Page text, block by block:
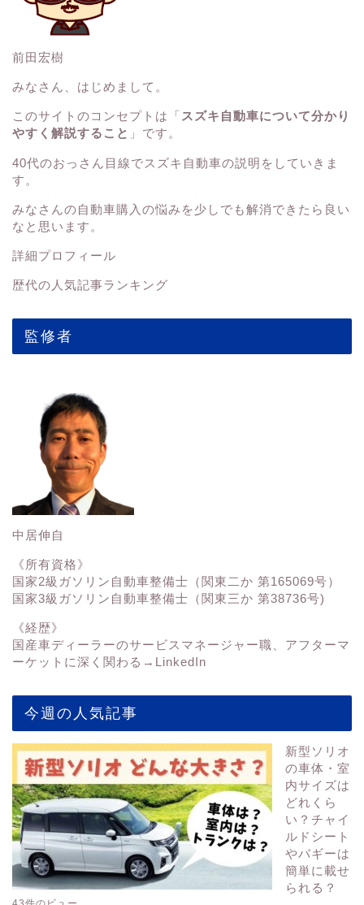
前田宏樹
みなさん、はじめまして。
このサイトのコンセプトは「スズキ自動車について分かり
やすく解説すること 」です。
40代のおっさん目線でスズキ自動車の説明をしていきま
す。
みなさんの自動車購入の悩みを少しでも解消できたら良い
なと思います。
詳細プロフィール
歴代の人気記事ランキング
監修者
中居伸自
《所有資格》
国家2級ガソリン自動車整備士（関東二か 第165069号）
国家3級ガソリン自動車整備士（関東三か 第38736号)
《経歴》
国産車ディーラーのサービスマネージャー職、アフターマ
ーケットに深く関わる→ LinkedIn
今週の人気記事
新型ソリオ
の車体・室
内サイズは
どれくら
い？チャイ
ルドシート
やバギーは
簡単に載せ
られる？